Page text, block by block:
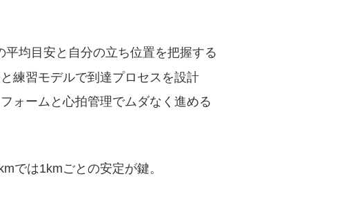
均目安と自分の立ち位置を把握する
練習モデルで到達プロセスを設計
ォームと心拍管理でムダなく進める
では1kmごとの安定が鍵。